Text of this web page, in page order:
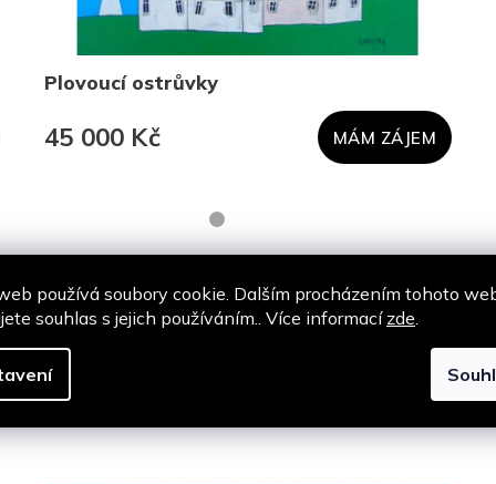
používá soubory cookie. Dalším procházením tohoto
souhlas s jejich používáním.. Více informací zde.
Plovoucí ostrůvky
45 000 Kč MÁM ZÁJEM